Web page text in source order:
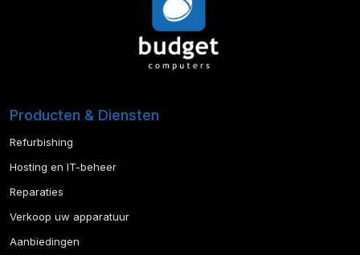
Producten & Diensten
Refurbishing
Hosting en IT-beheer
Reparaties
Verkoop uw apparatuur
Aanbiedingen